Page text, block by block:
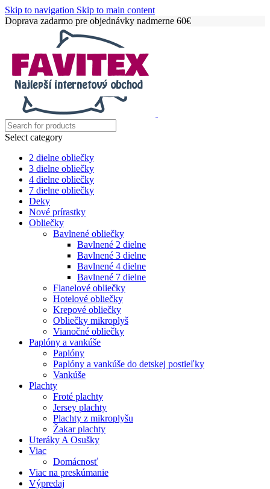
Skip to navigation Skip to main content
Doprava zadarmo pre objednávky nadmerne 60€
Select category
2 dielne obliečky
3 dielne obliečky
4 dielne obliečky
7 dielne obliečky
Deky
Nové prírastky
Obliečky
Bavlnené obliečky
Bavlnené 2 dielne
Bavlnené 3 dielne
Bavlnené 4 dielne
Bavlnené 7 dielne
Flanelové obliečky
Hotelové obliečky
Krepové obliečky
Obliečky mikroplyš
Vianočné obliečky
Paplóny a vankúše
Paplóny
Paplóny a vankúše do detskej postieľky
Vankúše
Plachty
Froté plachty
Jersey plachty
Plachty z mikroplyšu
Žakar plachty
Uteráky A Osušky
Viac
Domácnosť
Viac na preskúmanie
Výpredaj